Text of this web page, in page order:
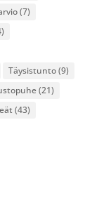
(7)
Täysistunto(9)
(21)
(43)